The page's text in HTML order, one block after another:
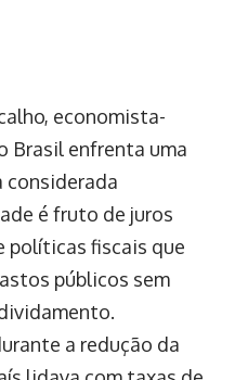
economista-
Brasil enfrenta uma
considerada
é fruto de juros
políticas fiscais que
públicos sem
a redução da